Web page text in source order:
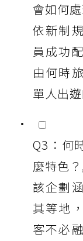
會如何處
依新制
員成功
由何時
單人出
Q3：何
麼特色？
該企劃
其等地
客不必